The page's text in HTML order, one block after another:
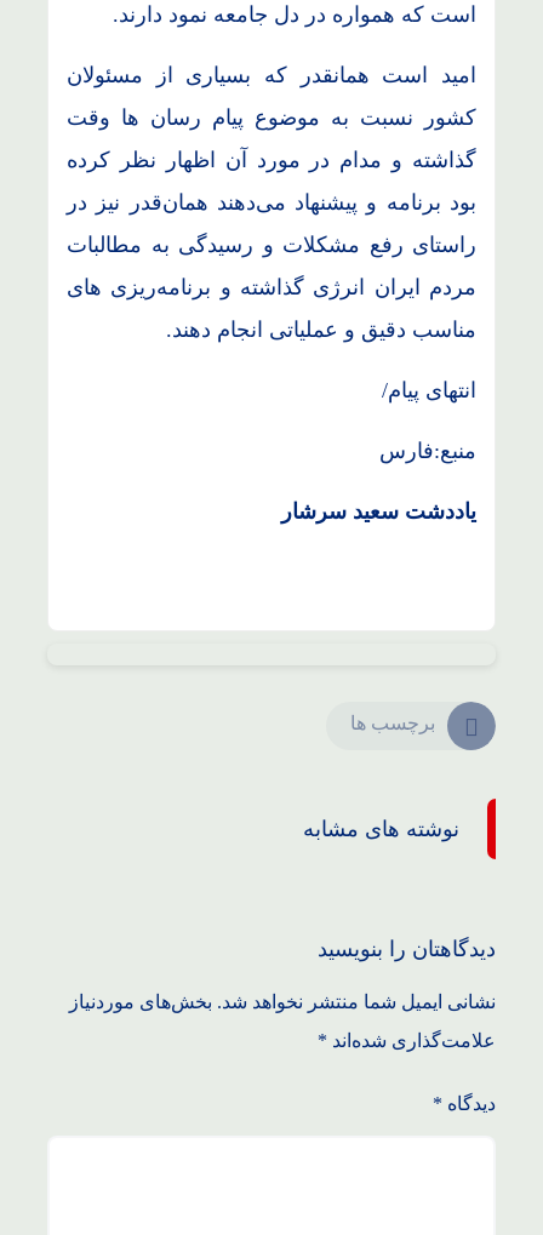
است که همواره در دل جامعه نمود دارند.
امید است همانقدر که بسیاری از مسئولان
کشور نسبت به موضوع پیام رسان ها وقت
گذاشته و مدام در مورد آن اظهار نظر کرده
بود برنامه و پیشنهاد می‌دهند همان‌قدر نیز در
راستای رفع مشکلات و رسیدگی به مطالبات
مردم ایران انرژی گذاشته و برنامه‌ریزی های
مناسب دقیق و عملیاتی انجام دهند.
انتهای پیام/
منبع:فارس
یاددشت سعید سرشار
برچسب ها
نوشته های مشابه
دیدگاهتان را بنویسید
نشانی ایمیل شما منتشر نخواهد شد. بخش‌های موردنیاز
علامت‌گذاری شده‌اند *
دیدگاه *